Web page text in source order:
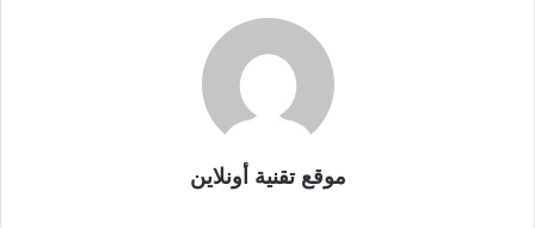
موقع تقنية أونلاين